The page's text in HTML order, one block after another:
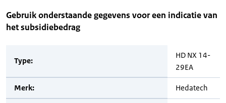
Gebruik onderstaande gegevens voor een indicatie van
het subsidiebedrag
Type:
HD NX 14-
29EA
Merk: Hedatech